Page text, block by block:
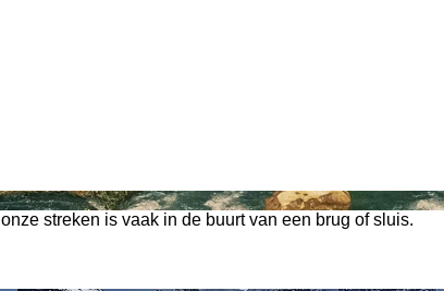
streken is vaak in de buurt van een brug of sluis.